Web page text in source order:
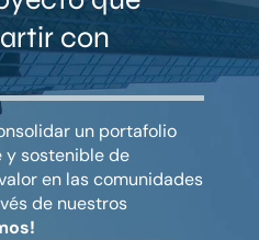
con
un portafolio
sostenible de
en las comunidades
de nuestros